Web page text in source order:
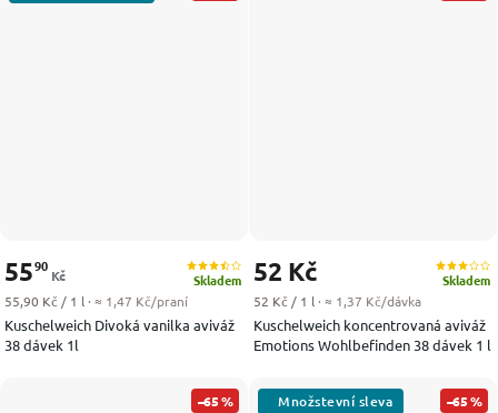
Kuschelweich Divoká vanilka aviváž
38 dávek 1l
Skladem
5590
Kč
Měrná cena:
55,90 Kč / 1 l · ≈ 1,47 Kč/praní
Kuschelweich koncentrovaná aviváž
Emotions Wohlbefinden 38 dávek 1 l
Skladem
52 Kč
Měrná cena:
52 Kč / 1 l · ≈ 1,37 Kč/dávka
–65 % –65 %